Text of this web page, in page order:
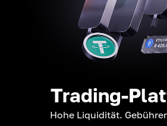
Trading-
Hohe Liquidität.